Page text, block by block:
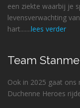
een ziekte waarbij je
levensverwachting
hart.......lees verder
Team
Ook in 2025 gaat
Duchenne Heroes